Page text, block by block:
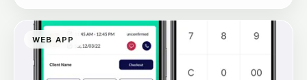
WEB APP